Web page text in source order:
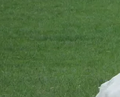
R$ 49,85
Compre agora